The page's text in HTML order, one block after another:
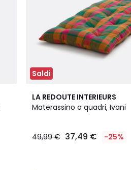
Saldi
LA REDOUTE INTERIEURS
Materassino a quadri, Ivani
49,99 € 37,49 € -25%
1
/